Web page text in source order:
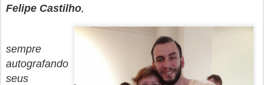
Felipe Castilho,
sempre
autografando
seus